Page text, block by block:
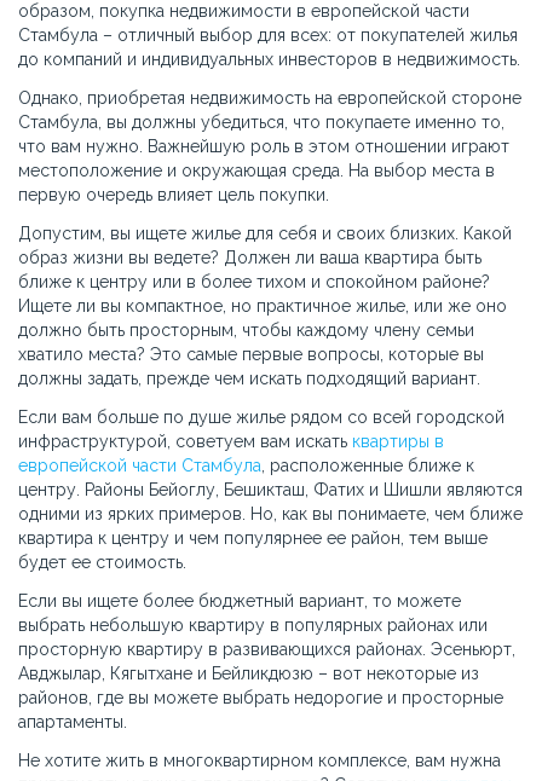
образом, покупка недвижимости в европейской части
Стамбула – отличный выбор для всех: от покупателей жилья
до компаний и индивидуальных инвесторов в недвижимость.
Однако, приобретая недвижимость на европейской стороне
Стамбула, вы должны убедиться, что покупаете именно то,
что вам нужно. Важнейшую роль в этом отношении играют
местоположение и окружающая среда. На выбор места в
первую очередь влияет цель покупки.
Допустим, вы ищете жилье для себя и своих близких. Какой
образ жизни вы ведете? Должен ли ваша квартира быть
ближе к центру или в более тихом и спокойном районе?
Ищете ли вы компактное, но практичное жилье, или же оно
должно быть просторным, чтобы каждому члену семьи
хватило места? Это самые первые вопросы, которые вы
должны задать, прежде чем искать подходящий вариант.
Если вам больше по душе жилье рядом со всей городской
инфраструктурой, советуем вам искать квартиры в
европейской части Стамбула , расположенные ближе к
центру. Районы Бейоглу, Бешикташ, Фатих и Шишли являются
одними из ярких примеров. Но, как вы понимаете, чем ближе
квартира к центру и чем популярнее ее район, тем выше
будет ее стоимость.
Если вы ищете более бюджетный вариант, то можете
выбрать небольшую квартиру в популярных районах или
просторную квартиру в развивающихся районах. Эсеньюрт,
Авджылар, Кягытхане и Бейликдюзю – вот некоторые из
районов, где вы можете выбрать недорогие и просторные
апартаменты.
Не хотите жить в многоквартирном комплексе, вам нужна